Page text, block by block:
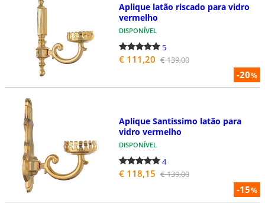
-20%
Aplique latão riscado para vidro
vermelho
DISPONÍVEL
5
€ 111,20 € 139,00
-15%
Aplique Santíssimo latão para
vidro vermelho
DISPONÍVEL
4
€ 118,15 € 139,00